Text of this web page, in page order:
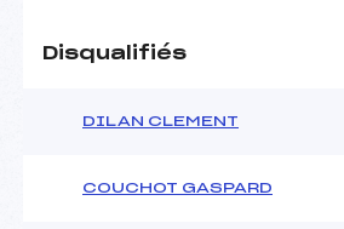
Disqualifiés
DILAN CLEMENT
COUCHOT GASPARD